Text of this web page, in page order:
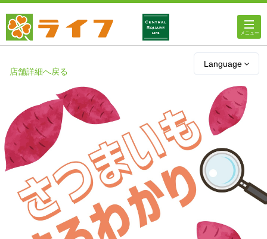
Language
店舗・チラシ情報
ライフのオンラインストア
ライフネットスーパー
企業情報
IR情報
店舗詳細へ戻る